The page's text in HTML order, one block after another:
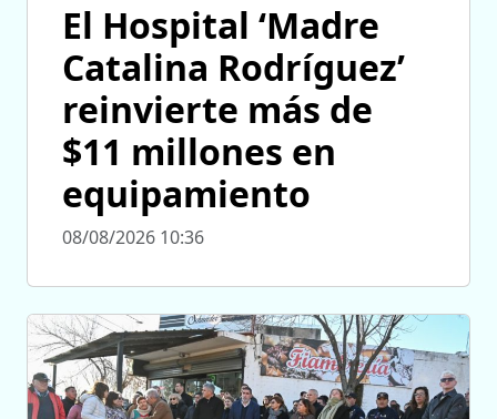
El Hospital ‘Madre
Catalina Rodríguez’
reinvierte más de
$11 millones en
equipamiento
08/08/2026 10:36